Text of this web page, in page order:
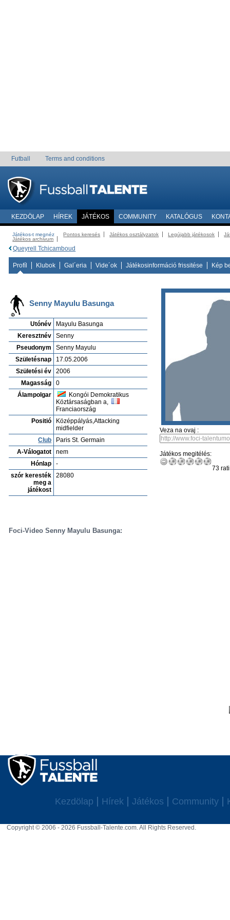
Futball Terms and conditions
KEZDÖLAP HÍREK JÁTÉKOS COMMUNITY KATALÓGUS
Játékos-t megnéz Pontos keresés Játékos osztályzatok Legújabb játékosok
Játékos archivum
Queyrell Tchicamboud
Profíl Klubok Gal´eria Vide´ok Játékosinformáció frissitése Kép
Senny Mayulu Basunga
Utónév
Mayulu Basunga
Keresztnév
Senny
Pseudonym
Senny Mayulu
Születésnap
17.05.2006
Születési év
2006
Magasság
0
Álampolgar
Kongói Demokratikus
Köztársaságban a,
Franciaország
Positió
Középpályás,Attacking
midfielder
Club
Paris St. Germain
A-Válogatot
nem
Hónlap
-
szór keresték
meg a
játékost
28080
Veza na ovaj :
Játékos megitélés:
73
Foci-Video Senny Mayulu Basunga:
Kezdölap Hírek Játékos Community
Copyright © 2006 - 2026 Fussball-Talente.com. All Rights Reserved.